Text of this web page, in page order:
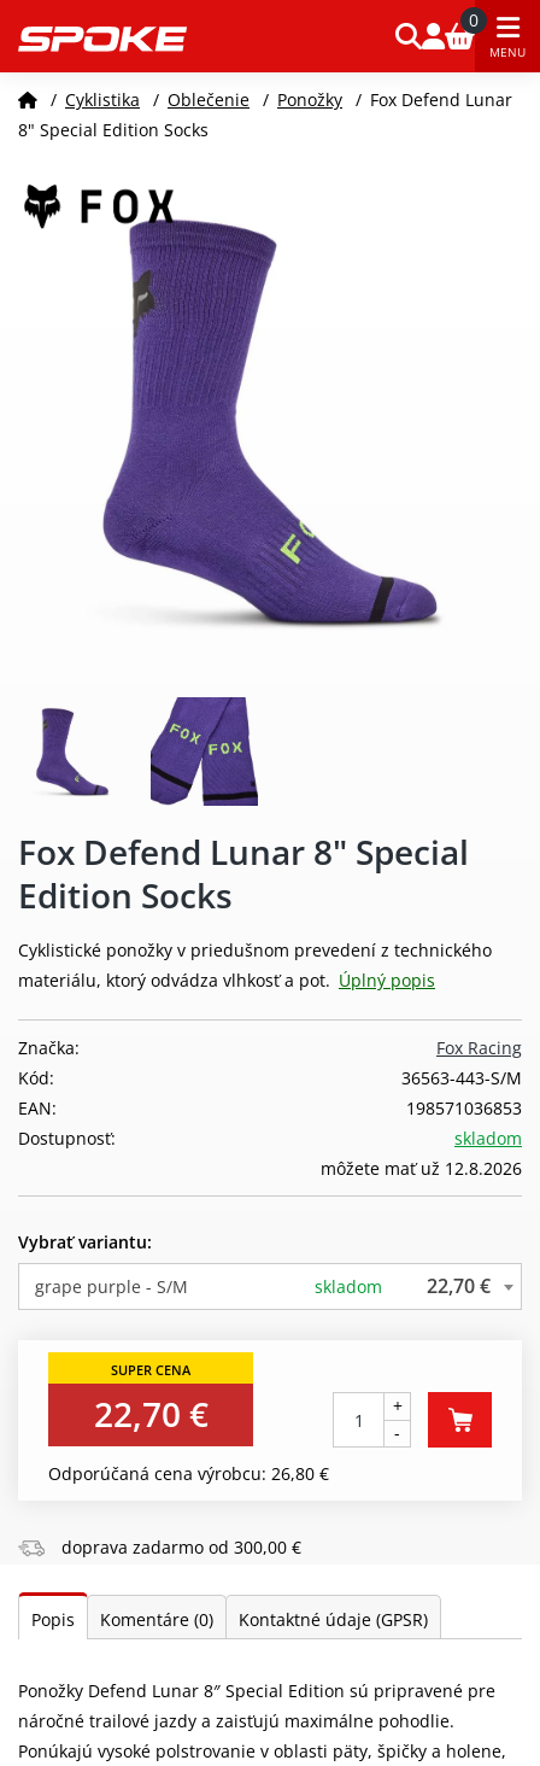
0
MENU
/ Cyklistika / Oblečenie / Ponožky / Fox Defend Lunar
8" Special Edition Socks
Fox Defend Lunar 8" Special
Edition Socks
Cyklistické ponožky v priedušnom prevedení z technického
materiálu, ktorý odvádza vlhkosť a pot. Úplný popis
Fox Racing
Značka:
36563-443-S/M
Kód:
198571036853
EAN:
skladom
môžete mať už 12.8.2026
Dostupnosť:
Vybrať variantu:
grape purple - S/M
skladom 22,70 €
22,70 €
Odporúčaná cena výrobcu: 26,80 €
+
-
doprava zadarmo od 300,00 €
Popis Komentáre (0) Kontaktné údaje (GPSR)
Ponožky Defend Lunar 8″ Special Edition sú pripravené pre
náročné trailové jazdy a zaisťujú maximálne pohodlie.
Ponúkajú vysoké polstrovanie v oblasti päty, špičky a holene,